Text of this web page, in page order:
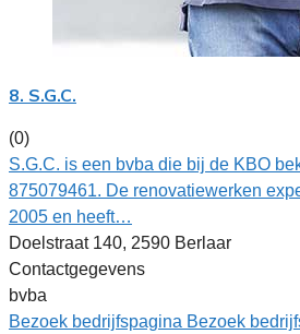
8. S.G.C.
(0)
S.G.C. is een bvba die bij de KBO
875079461. De renovatiewerken
2005 en heeft…
Doelstraat 140, 2590 Berlaar
Contactgegevens
bvba
Bezoek bedrijfspagina Bezoek